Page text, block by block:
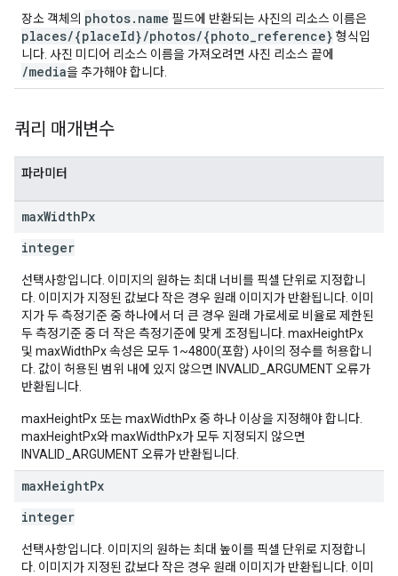
장소 객체의 photos.name 필드에 반환되는 사진의 리소스 이름은
places/{placeId}/photos/{photo_reference} 형식입
니다. 사진 미디어 리소스 이름을 가져오려면 사진 리소스 끝에
/media을 추가해야 합니다.
쿼리 매개변수
파라미터
maxWidthPx
integer
선택사항입니다. 이미지의 원하는 최대 너비를 픽셀 단위로 지정합니
다. 이미지가 지정된 값보다 작은 경우 원래 이미지가 반환됩니다. 이미
지가 두 측정기준 중 하나에서 더 큰 경우 원래 가로세로 비율로 제한된
두 측정기준 중 더 작은 측정기준에 맞게 조정됩니다. maxHeightPx
및 maxWidthPx 속성은 모두 1~4800(포함) 사이의 정수를 허용합니
다. 값이 허용된 범위 내에 있지 않으면 INVALID_ARGUMENT 오류가
반환됩니다.
maxHeightPx 또는 maxWidthPx 중 하나 이상을 지정해야 합니다.
maxHeightPx와 maxWidthPx가 모두 지정되지 않으면
INVALID_ARGUMENT 오류가 반환됩니다.
maxHeightPx
integer
선택사항입니다. 이미지의 원하는 최대 높이를 픽셀 단위로 지정합니
다. 이미지가 지정된 값보다 작은 경우 원래 이미지가 반환됩니다. 이미